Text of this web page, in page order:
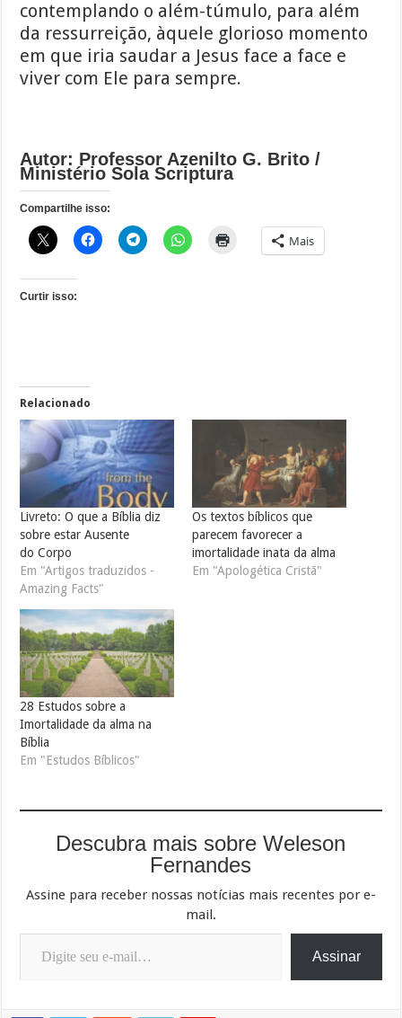
contemplando o além-túmulo, para além
da ressurreição, àquele glorioso momento
em que iria saudar a Jesus face a face e
viver com Ele para sempre.
Autor: Professor Azenilto G. Brito /
Ministério Sola Scriptura
Compartilhe isso:
Mais
Curtir isso:
Relacionado
Livreto: O que a Bíblia diz
sobre estar Ausente
do Corpo
Em "Artigos traduzidos -
Amazing Facts"
Os textos bíblicos que
parecem favorecer a
imortalidade inata da alma
Em "Apologética Cristã"
28 Estudos sobre a
Imortalidade da alma na
Bíblia
Em "Estudos Bíblicos"
Descubra mais sobre Weleson
Fernandes
Assine para receber nossas notícias mais recentes por e-
mail.
Digite seu e-mail…
Assinar